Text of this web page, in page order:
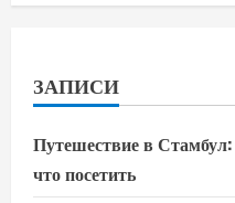
ЗАПИСИ
Путешествие в
что посетить